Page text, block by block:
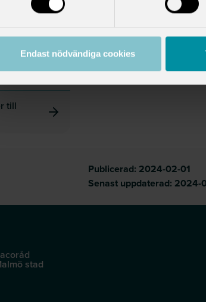
Endast nödvändiga cookies
till
Publicerad: 2024-02-01
Senast uppdaterad: 2024-
stad